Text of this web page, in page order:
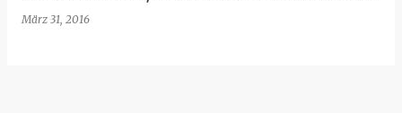
März 31, 2016